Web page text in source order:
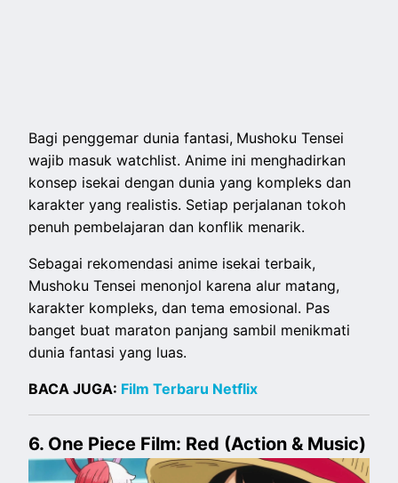
Bagi penggemar dunia fantasi, Mushoku Tensei
wajib masuk watchlist. Anime ini menghadirkan
konsep isekai dengan dunia yang kompleks dan
karakter yang realistis. Setiap perjalanan tokoh
penuh pembelajaran dan konflik menarik.
Sebagai rekomendasi anime isekai terbaik,
Mushoku Tensei menonjol karena alur matang,
karakter kompleks, dan tema emosional. Pas
banget buat maraton panjang sambil menikmati
dunia fantasi yang luas.
BACA JUGA: Film Terbaru Netflix
6. One Piece Film: Red (Action & Music)